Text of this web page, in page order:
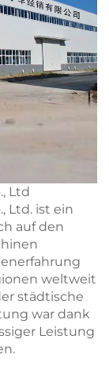
Ltd
Ltd. ist ein
auf den
weltweit
städtische
war dank
Leistung